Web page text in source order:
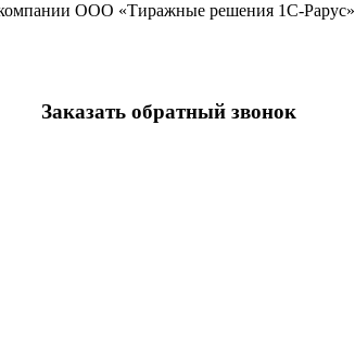
компании ООО «Тиражные решения 1С-Рарус»
Заказать обратный звонок